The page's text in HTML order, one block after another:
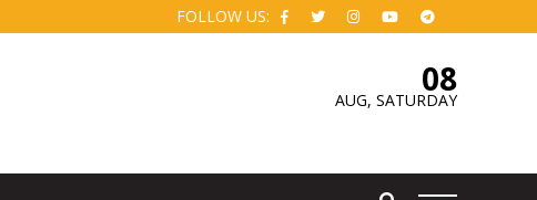
FOLLOW US:
08
AUG, SATURDAY